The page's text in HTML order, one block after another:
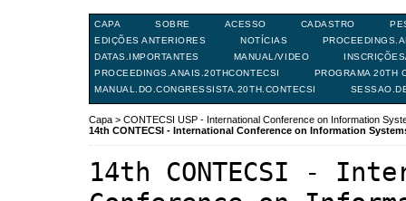
CAPA SOBRE ACESSO CADASTRO
EDIÇÕES ANTERIORES
NOTÍCIAS
DATAS.IMPORTANTES
MANUAL/VIDEO
PROCEEDINGS.ANAIS.20THCONTECSI
PROGRAMA 20TH
MANUAL.DO.CONGRESSISTA.20TH.CONTECSI
Capa > CONTECSI USP - International Conference on Information
14th CONTECSI - International Conference on Information
14th CONTECSI -